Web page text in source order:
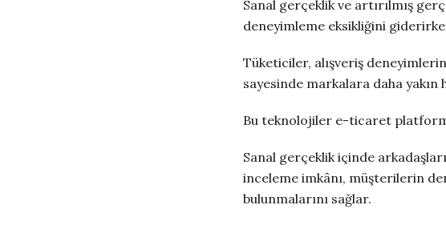
Sanal gerçeklik ve artırılmış
deneyimleme eksikliğini
Tüketiciler, alışveriş
sayesinde markalara daha yakın
Bu teknolojiler e-ticaret
Sanal gerçeklik içinde
inceleme imkânı, müşterilerin
bulunmalarını sağlar.